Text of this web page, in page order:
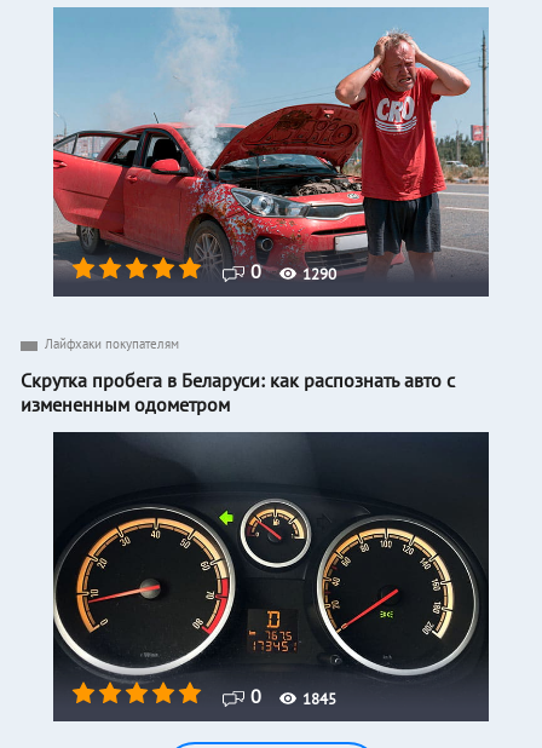
0 1290
0 1845
Лайфхаки покупателям
Скрутка пробега в Беларуси: как распознать авто с
измененным одометром